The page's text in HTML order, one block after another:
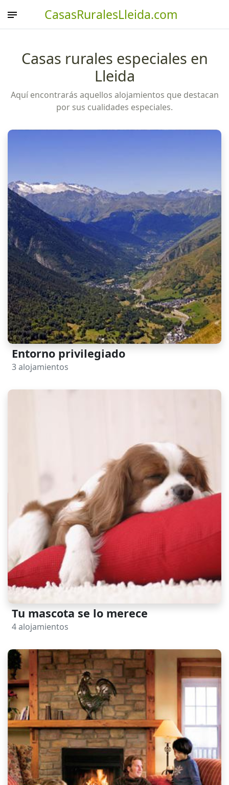
CasasRuralesLleida.com
Casas rurales especiales en
Lleida
Aquí encontrarás aquellos alojamientos que destacan
por sus cualidades especiales.
Entorno privilegiado
3 alojamientos
Tu mascota se lo merece
4 alojamientos